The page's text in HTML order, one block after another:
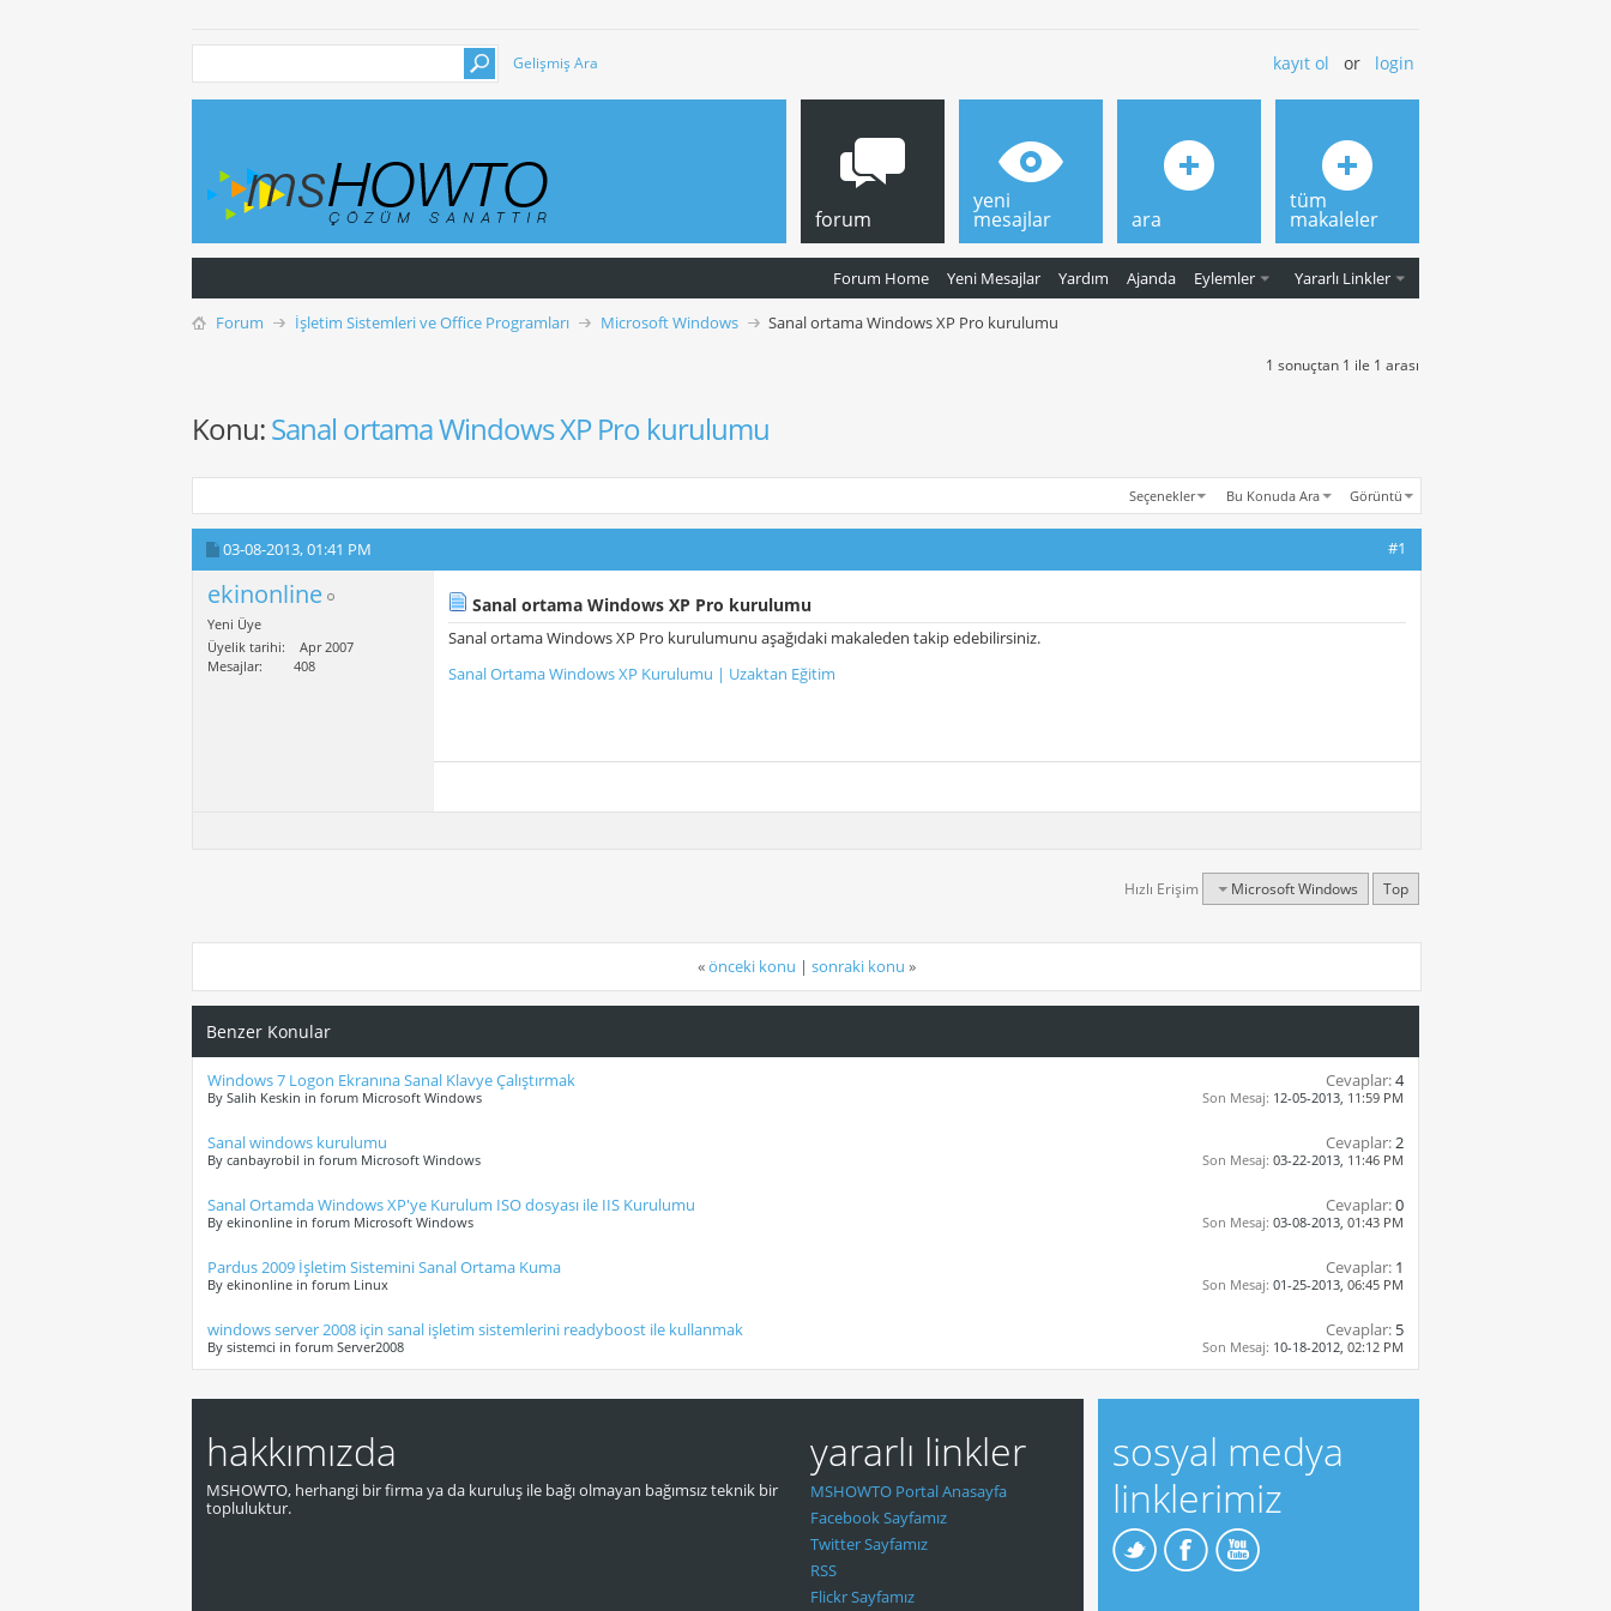
Gelişmiş Ara kayıt ol or login
forum
Forum Home Yeni Mesajlar Yardım Ajanda Eylemler Yararlı Linkler
yeni
mesajlar ara
tüm
makaleler
Forum İşletim Sistemleri ve Office Programları Microsoft Windows Sanal ortama Windows XP Pro kurulumu
1 sonuçtan 1 ile 1 arası
Konu:Sanal ortama Windows XP Pro kurulumu
Seçenekler Bu Konuda Ara Görüntü
03-08-2013,01:41 PM #1
ekinonline
Yeni Üye
Üyelik tarihi
Apr 2007
Mesajlar
408
Sanal ortama Windows XP Pro kurulumu
Sanal ortama Windows XP Pro kurulumunu aşağıdaki makaleden takip edebilirsiniz.
Sanal Ortama Windows XP Kurulumu | Uzaktan Eğitim
Hızlı Erişim Microsoft Windows Top
«önceki konu | sonraki konu »
Benzer Konular
Windows 7 Logon Ekranına Sanal Klavye Çalıştırmak
By Salih Keskin in forum Microsoft Windows
Cevaplar:4
Son Mesaj: 12-05-2013, 11:59 PM
Sanal windows kurulumu
By canbayrobil in forum Microsoft Windows
Cevaplar:2
Son Mesaj: 03-22-2013, 11:46 PM
Sanal Ortamda Windows XP'ye Kurulum ISO dosyası ile IIS Kurulumu
By ekinonline in forum Microsoft Windows
Cevaplar:0
Son Mesaj: 03-08-2013, 01:43 PM
Pardus 2009 İşletim Sistemini Sanal Ortama Kuma
By ekinonline in forum Linux
Cevaplar: 1
Son Mesaj: 01-25-2013, 06:45 PM
windows server 2008 için sanal işletim sistemlerini readyboost ile kullanmak
By sistemci in forum Server2008
Cevaplar: 5
Son Mesaj: 10-18-2012, 02:12 PM
hakkımızda
MSHOWTO, herhangi bir firma ya da kuruluş ile bağı olmayan bağımsız teknik bir
topluluktur.
yararlı linkler
MSHOWTO Portal Anasayfa
Facebook Sayfamız
Twitter Sayfamız
RSS
Flickr Sayfamız
sosyal medya
linklerimiz